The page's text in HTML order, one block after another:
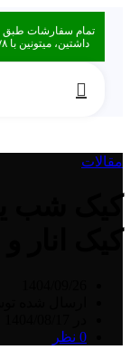
تمام سفارشات
داشتین، میتونین با ۰۹۳۸۲۱۵۳۴۷۸ از طریق روبیکا یا تماس در ارتباط باشید.
مقالات
0 نظر